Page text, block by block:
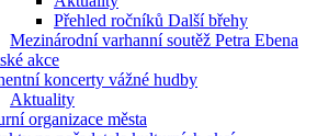
Přehled ročníků Další břehy
Mezinárodní varhanní soutěž Petra Ebena
akce
koncerty vážné hudby
Aktuality
organizace města